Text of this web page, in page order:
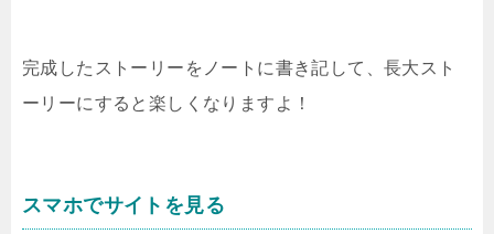
完成したストーリーをノートに書き記して、長大スト
ーリーにすると楽しくなりますよ！
スマホでサイトを見る